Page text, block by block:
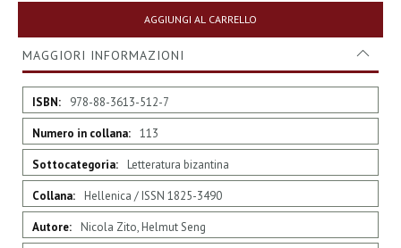
AGGIUNGI AL CARRELLO
MAGGIORI INFORMAZIONI
Informazioni978-88-3613-512-7
113
Letteratura bizantina
Hellenica / ISSN 1825-3490
Nicola Zito, Helmut Seng